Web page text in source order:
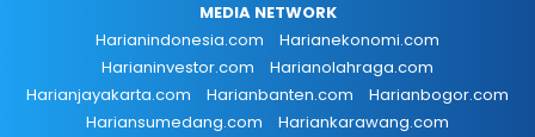
MEDIA NETWORK
Harianindonesia.com
Harianekonomi.com
Harianinvestor.com
Harianolahraga.com
Harianjayakarta.com
Harianbanten.com
Harianbogor.com
Hariansumedang.com
Hariankarawang.com